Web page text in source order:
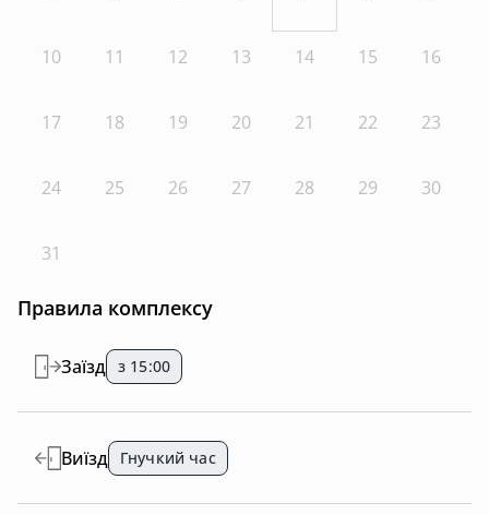
10 11 12 13 14 15 16
17 18 19 20 21 22 23
24 25 26 27 28 29 30
31
Правила комплексу
Заїзд з 15:00
Виїзд Гнучкий час